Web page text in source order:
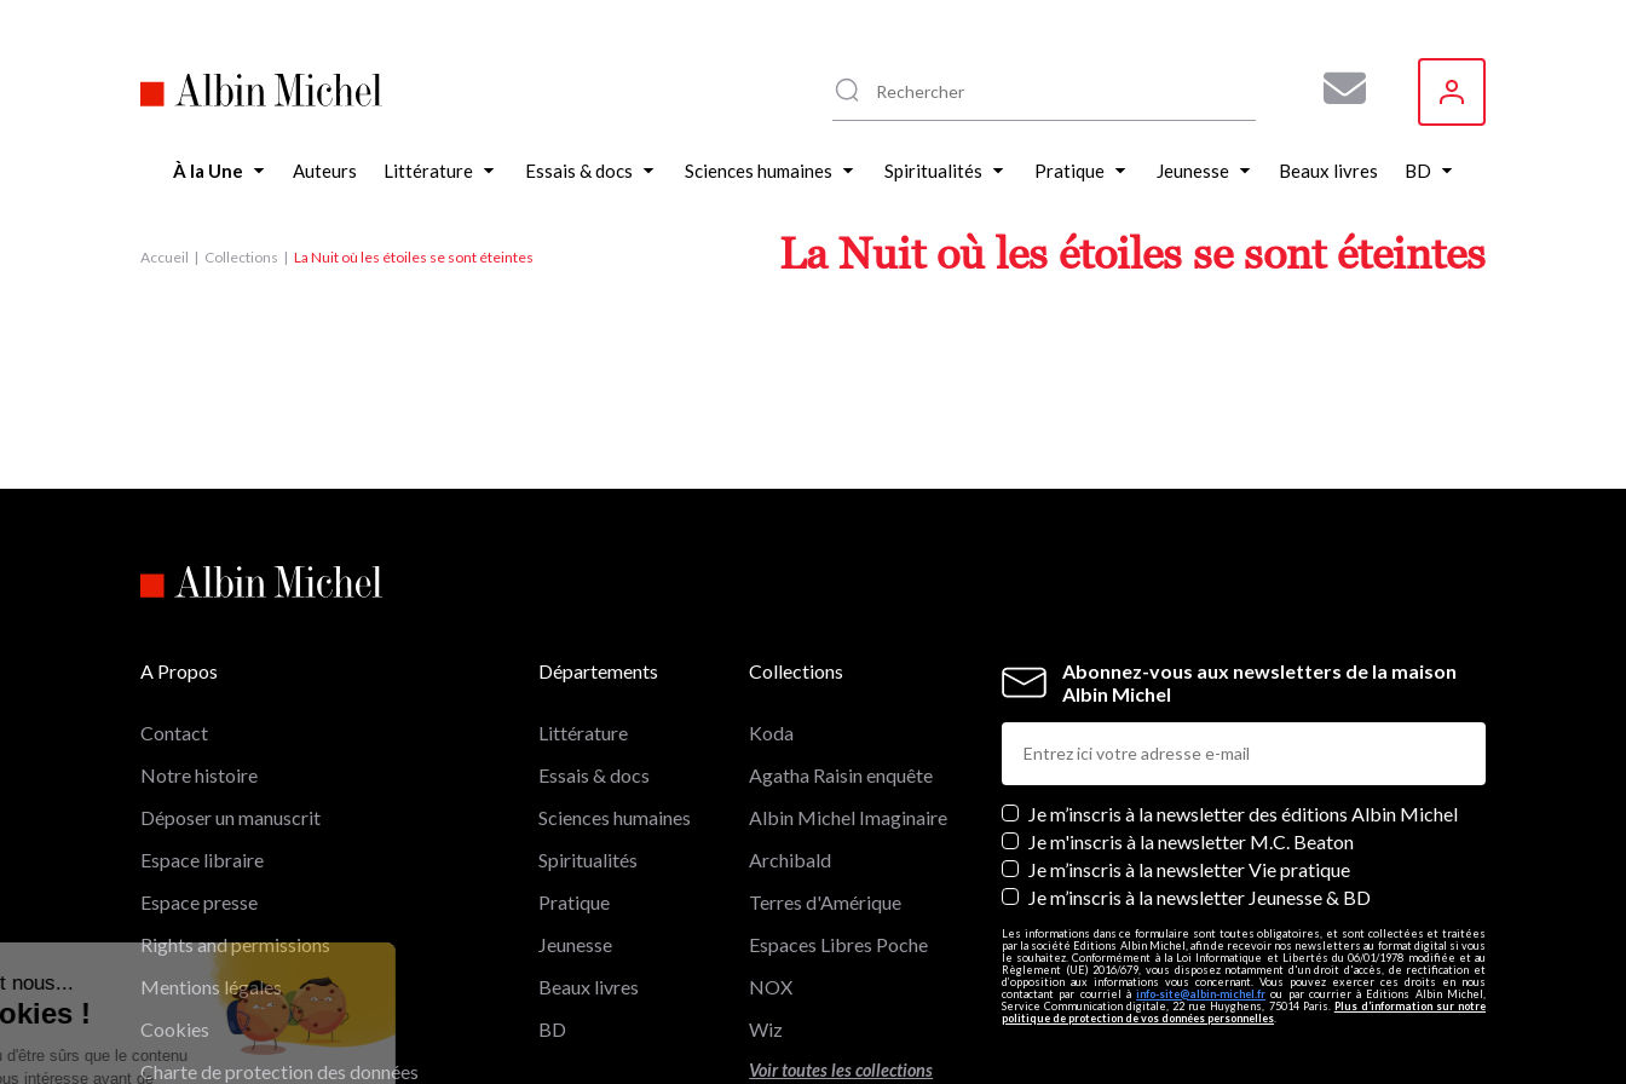
Salut c'est nous...
les Cookies !
On a attendu d'être sûrs que le contenu
de ce site vous intéresse avant de
À la Une Auteurs Littérature Essais & docs Sciences humaines Spiritualités Pratique Jeunesse Beaux livres BD
Accueil Collections La Nuit où les étoiles se sont éteintes La Nuit où les étoiles se sont éteintes
Abonnez-vous aux newsletters de la maison
Albin Michel
Newsletters
Je m’inscris à la newsletter des éditions Albin Michel
Je m'inscris à la newsletter M.C. Beaton
Je m’inscris à la newsletter Vie pratique
Je m’inscris à la newsletter Jeunesse & BD
Les informations dans ce formulaire sont toutes obligatoires, et sont collectées et traitées
par la société Editions Albin Michel, afin de recevoir nos newsletters au format digital si vous
le souhaitez. Conformément à la Loi Informatique et Libertés du 06/01/1978 modifiée et au
Règlement (UE) 2016/679, vous disposez notamment d'un droit d'accès, de rectification et
d’opposition aux informations vous concernant. Vous pouvez exercer ces droits en nous
contactant par courriel àinfo-site@albin-michel.fr ou par courrier à Editions Albin Michel,
Service Communication digitale, 22 rue Huyghens, 75014 Paris. Plus d’information sur notre
politique de protection de vos données personnelles
A Propos
Contact
Notre histoire
Déposer un manuscrit
Espace libraire
Espace presse
Rights and permissions
Mentions légales
Cookies
Charte de protection des données
Départements
Littérature
Essais & docs
Sciences humaines
Spiritualités
Pratique
Jeunesse
Beaux livres
BD
Collections
Koda
Agatha Raisin enquête
Albin Michel Imaginaire
Archibald
Terres d'Amérique
Espaces Libres Poche
NOX
Wiz
Voir toutes les collections